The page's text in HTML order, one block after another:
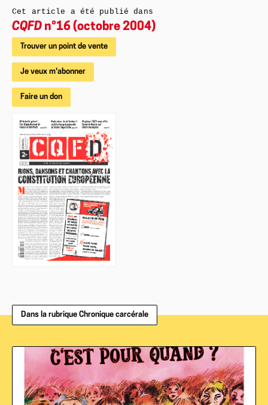
Cet article a été publié dans
CQFD n°16 (octobre 2004)
Trouver un point de vente
Je veux m'abonner
Faire un don
Dans la rubrique Chronique carcérale